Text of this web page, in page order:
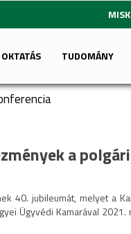
OKTATÁS TUDOMÁNY
a
40. jubileumát, melyet a
Ügyvédi Kamarával